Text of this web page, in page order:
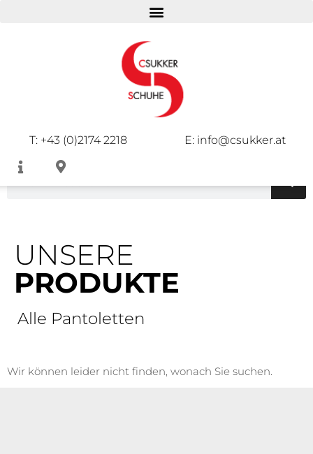
T: +43 (0)2174 2218 E: info@csukker.at
DAMEN HERREN KINDER
UNSERE
PRODUKTE
Alle Pantoletten
Wir können leider nicht finden, wonach Sie suchen.